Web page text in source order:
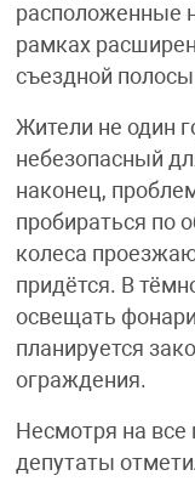
расположенные
рамках
съездной полосы
Жители не один
небезопасный
наконец,
пробираться по
колеса
придётся. В
освещать
планируется
ограждения.
Несмотря на
депутаты